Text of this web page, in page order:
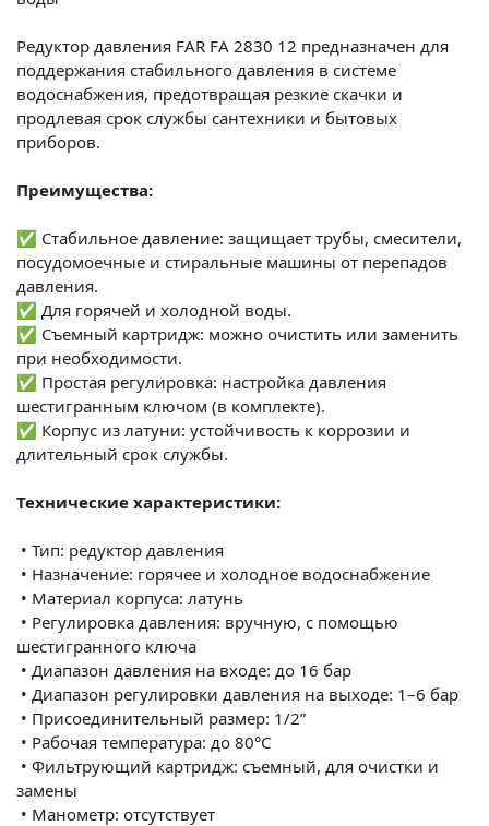
Редуктор давления FAR FA 2830 12 предназначен для
поддержания стабильного давления в системе
водоснабжения, предотвращая резкие скачки и
продлевая срок службы сантехники и бытовых
приборов.
Преимущества:
✅ Стабильное давление: защищает трубы, смесители,
посудомоечные и стиральные машины от перепадов
давления.
✅ Для горячей и холодной воды.
✅ Съемный картридж: можно очистить или заменить
при необходимости.
✅ Простая регулировка: настройка давления
шестигранным ключом (в комплекте).
✅ Корпус из латуни: устойчивость к коррозии и
длительный срок службы.
Технические характеристики:
• Тип: редуктор давления
• Назначение: горячее и холодное водоснабжение
• Материал корпуса: латунь
• Регулировка давления: вручную, с помощью
шестигранного ключа
• Диапазон давления на входе: до 16 бар
• Диапазон регулировки давления на выходе: 1–6 бар
• Присоединительный размер: 1/2”
• Рабочая температура: до 80°C
• Фильтрующий картридж: съемный, для очистки и
замены
• Манометр: отсутствует